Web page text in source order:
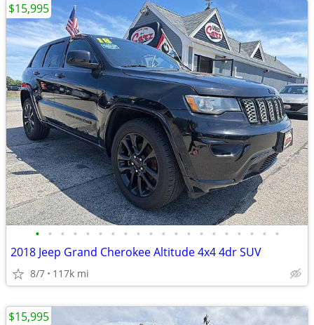
• • • • • • • • • • • • • • • • • • • •
2018 Jeep Grand Cherokee Altitude 4x4 4dr SUV
8/7 117k mi
$15,995
$15,995